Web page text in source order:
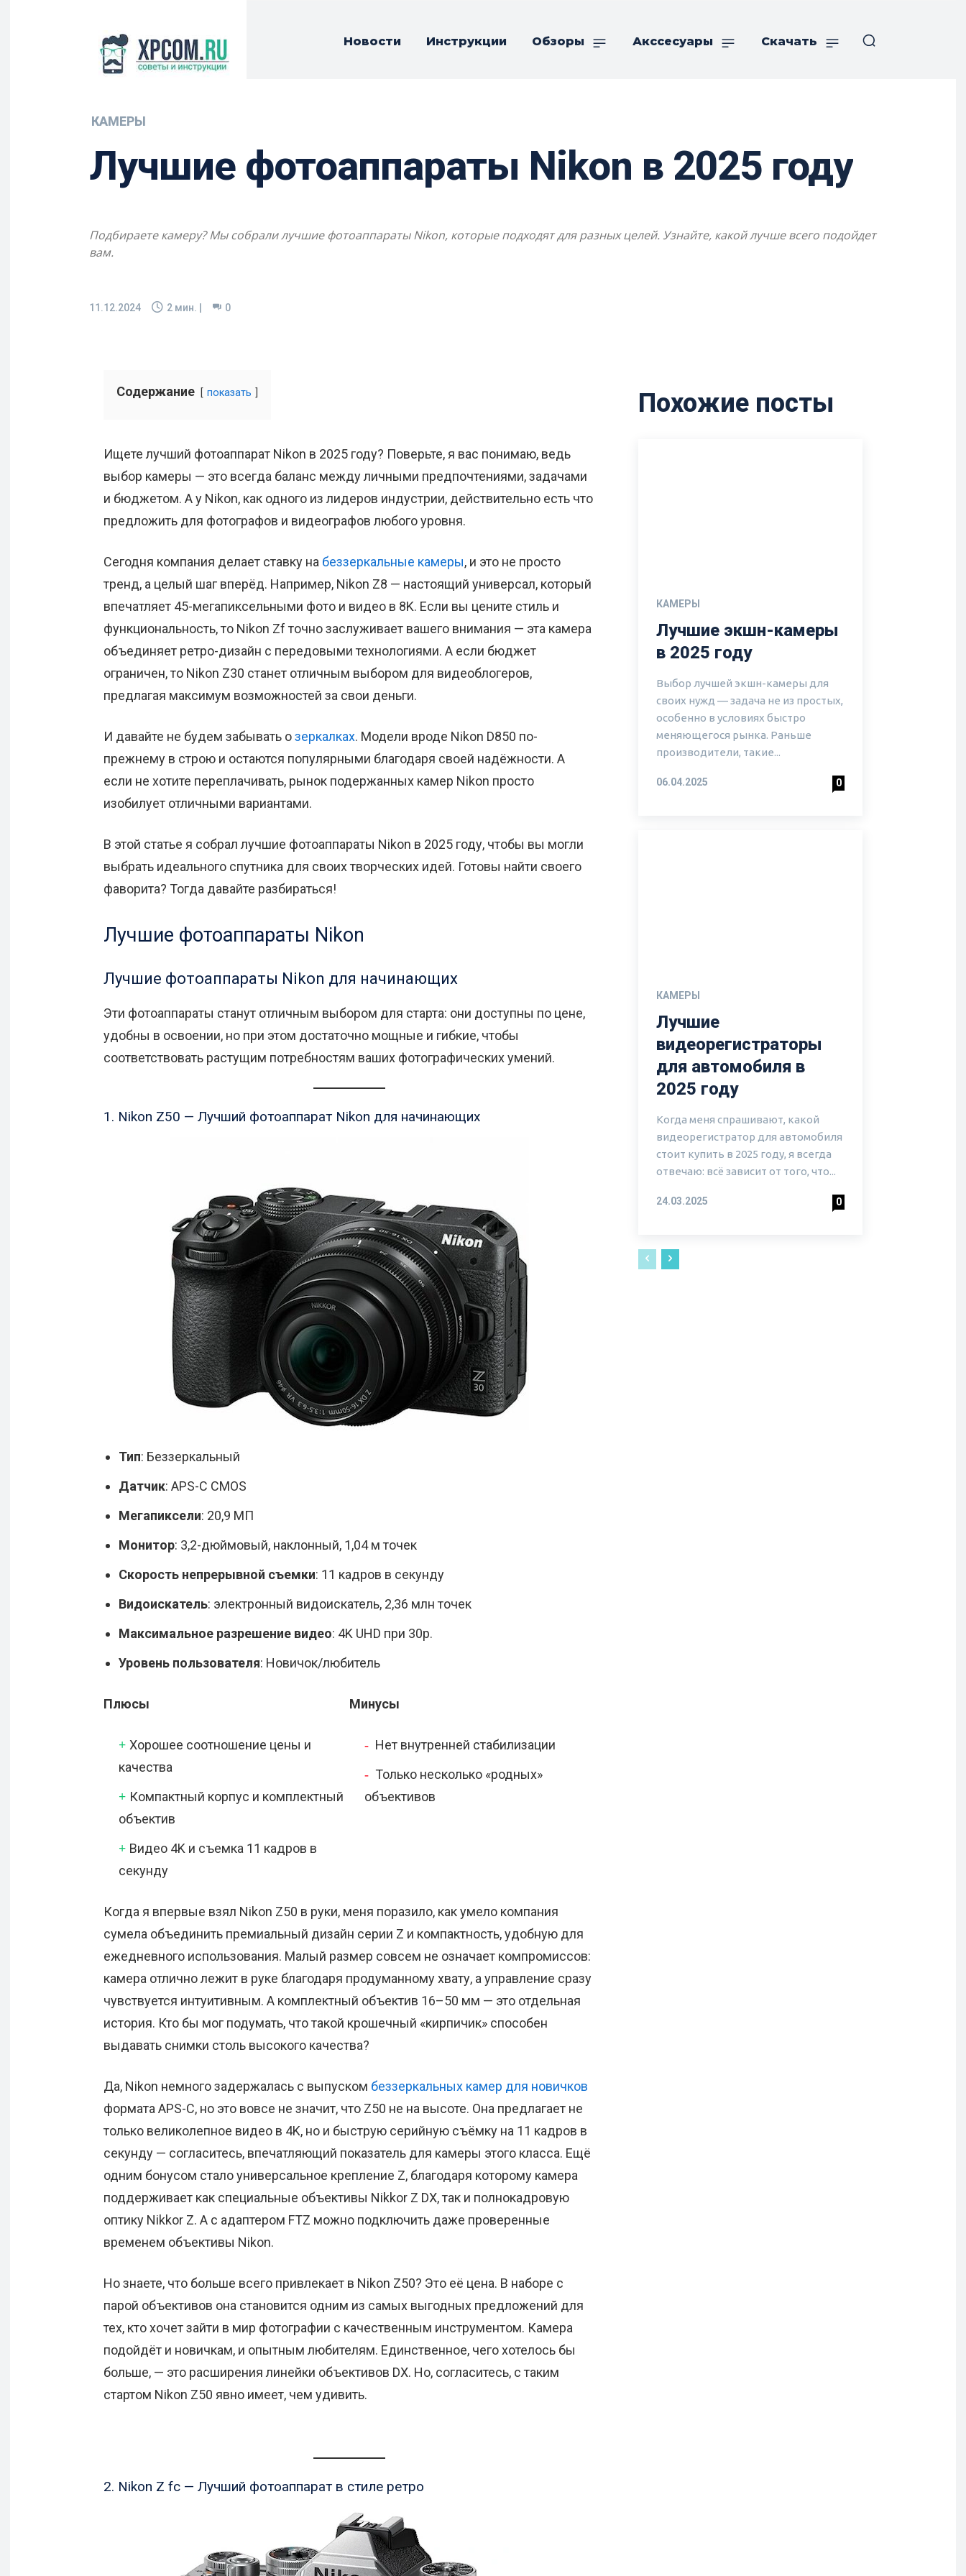
Новости Инструкции Обзоры Акссесуары Скачать
КАМЕРЫ
Лучшие фотоаппараты Nikon в 2025 году
Подбираете камеру? Мы собрали лучшие фотоаппараты Nikon, которые подходят для разных целей. Узнайте, какой лучше всего подойдет
вам.
11.12.2024 2 мин. | 0
Содержание показать
Ищете лучший фотоаппарат Nikon в 2025 году? Поверьте, я вас понимаю, ведь
выбор камеры — это всегда баланс между личными предпочтениями, задачами
и бюджетом. А у Nikon, как одного из лидеров индустрии, действительно есть что
предложить для фотографов и видеографов любого уровня.
Сегодня компания делает ставку на беззеркальные камеры, и это не просто
тренд, а целый шаг вперёд. Например, Nikon Z8 — настоящий универсал, который
впечатляет 45-мегапиксельными фото и видео в 8K. Если вы цените стиль и
функциональность, то Nikon Zf точно заслуживает вашего внимания — эта камера
объединяет ретро-дизайн с передовыми технологиями. А если бюджет
ограничен, то Nikon Z30 станет отличным выбором для видеоблогеров,
предлагая максимум возможностей за свои деньги.
И давайте не будем забывать озеркалках. Модели вроде Nikon D850 по-
прежнему в строю и остаются популярными благодаря своей надёжности. А
если не хотите переплачивать, рынок подержанных камер Nikon просто
изобилует отличными вариантами.
В этой статье я собрал лучшие фотоаппараты Nikon в 2025 году, чтобы вы могли
выбрать идеального спутника для своих творческих идей. Готовы найти своего
фаворита? Тогда давайте разбираться!
Лучшие фотоаппараты Nikon
Лучшие фотоаппараты Nikon для начинающих
Эти фотоаппараты станут отличным выбором для старта: они доступны по цене,
удобны в освоении, но при этом достаточно мощные и гибкие, чтобы
соответствовать растущим потребностям ваших фотографических умений.
1. Nikon Z50 — Лучший фотоаппарат Nikon для начинающих
Тип: Беззеркальный
Датчик: APS-C CMOS
Мегапиксели: 20,9 МП
Монитор: 3,2-дюймовый, наклонный, 1,04 м точек
Скорость непрерывной съемки: 11 кадров в секунду
Видоискатель: электронный видоискатель, 2,36 млн точек
Максимальное разрешение видео: 4K UHD при 30p.
Уровень пользователя: Новичок/любитель
Плюсы
Хорошее соотношение цены и
качества
Компактный корпус и комплектный
объектив
Видео 4K и съемка 11 кадров в
секунду
Минусы
Нет внутренней стабилизации
Только несколько «родных»
объективов
Когда я впервые взял Nikon Z50 в руки, меня поразило, как умело компания
сумела объединить премиальный дизайн серии Z и компактность, удобную для
ежедневного использования. Малый размер совсем не означает компромиссов:
камера отлично лежит в руке благодаря продуманному хвату, а управление сразу
чувствуется интуитивным. А комплектный объектив 16–50 мм — это отдельная
история. Кто бы мог подумать, что такой крошечный «кирпичик» способен
выдавать снимки столь высокого качества?
Да, Nikon немного задержалась с выпуском беззеркальных камер для новичков
формата APS-C, но это вовсе не значит, что Z50 не на высоте. Она предлагает не
только великолепное видео в 4K, но и быструю серийную съёмку на 11 кадров в
секунду — согласитесь, впечатляющий показатель для камеры этого класса. Ещё
одним бонусом стало универсальное крепление Z, благодаря которому камера
поддерживает как специальные объективы Nikkor Z DX, так и полнокадровую
оптику Nikkor Z. А с адаптером FTZ можно подключить даже проверенные
временем объективы Nikon.
Но знаете, что больше всего привлекает в Nikon Z50? Это её цена. В наборе с
парой объективов она становится одним из самых выгодных предложений для
тех, кто хочет зайти в мир фотографии с качественным инструментом. Камера
подойдёт и новичкам, и опытным любителям. Единственное, чего хотелось бы
больше, — это расширения линейки объективов DX. Но, согласитесь, с таким
стартом Nikon Z50 явно имеет, чем удивить.
2. Nikon Z fc — Лучший фотоаппарат в стиле ретро
Похожие посты
КАМЕРЫ
Лучшие экшн-камеры
в 2025 году
Выбор лучшей экшн-камеры для
своих нужд — задача не из простых,
особенно в условиях быстро
меняющегося рынка. Раньше
производители, такие...
06.04.2025 0
КАМЕРЫ
Лучшие
видеорегистраторы
для автомобиля в
2025 году
Когда меня спрашивают, какой
видеорегистратор для автомобиля
стоит купить в 2025 году, я всегда
отвечаю: всё зависит от того, что...
24.03.2025 0